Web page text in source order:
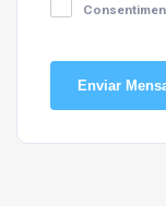
Enviar